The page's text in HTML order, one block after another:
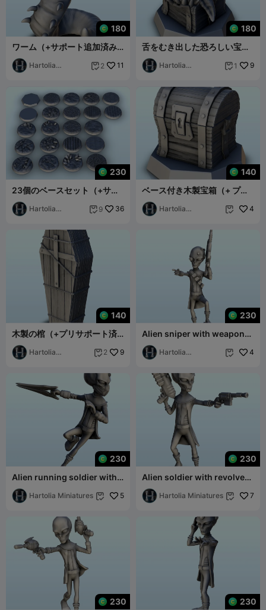
180
ワーム（+サポート追加済み
バージョン）(2) - ミニチュア
ウォーハンマー sc
Hartolia
 2 11
180
舌をむき出した恐ろしい宝箱
（+ サポート済バージョン）
(4) - mHartolia
 1 9
230
23個のベースセット（+サポ
ート済みバージョン）(3) - ミ
ニチュアw
Hartolia
 9 36
140
ベース付き木製宝箱（+ プリ
サポートバージョン）(2) - ミ
ニチュア
Hartolia
 4
140
木製の棺（+プリサポート済
みバージョン）(1) - ミニチュ
アウォー
Hartolia
 2 9
230
Alien sniper with weapon
and bionic eye (32) (+ pre-
supporte
Hartolia
 4
230
Alien running soldier with
mask and sword (31) (+
pre-suppor
Hartolia Miniatures  5
230
Alien soldier with revolver
and laser gun (30) (+ pre-
supporHartolia Miniatures  7
230 230